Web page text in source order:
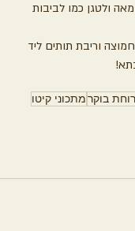
ולטגן כמו לביבות
וריבת תותים ליד
בוקרמתכוני קיטו